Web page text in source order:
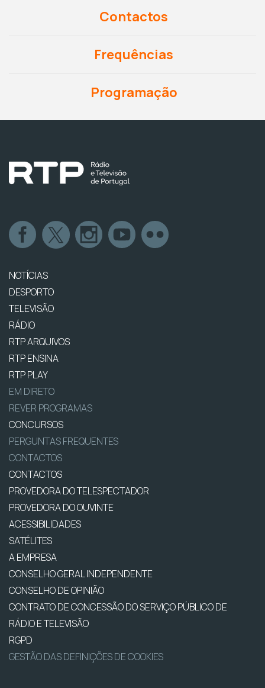
Contactos
Frequências
Programação
NOTÍCIAS
DESPORTO
TELEVISÃO
RÁDIO
RTP ARQUIVOS
RTP ENSINA
RTP PLAY
EM DIRETO
REVER PROGRAMAS
CONCURSOS
PERGUNTAS FREQUENTES
CONTACTOS
CONTACTOS
PROVEDORA DO TELESPECTADOR
PROVEDORA DO OUVINTE
ACESSIBILIDADES
SATÉLITES
A EMPRESA
CONSELHO GERAL INDEPENDENTE
CONSELHO DE OPINIÃO
CONTRATO DE CONCESSÃO DO SERVIÇO PÚBLICO DE
RÁDIO E TELEVISÃO
RGPD
GESTÃO DAS DEFINIÇÕES DE COOKIES